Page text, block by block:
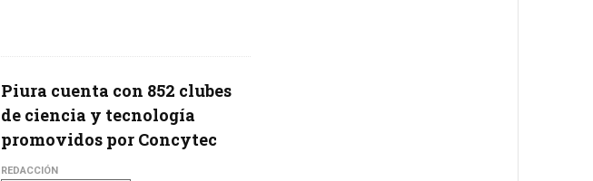
Piura cuenta con 852 clubes
de ciencia y tecnología
promovidos por Concytec
REDACCIÓN